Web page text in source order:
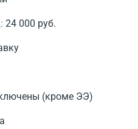
24 000 руб.
(кроме ЭЭ)